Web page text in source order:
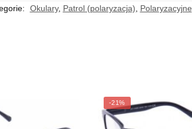
Okulary, Patrol (polaryzacja) Polaryzacyjne
-21%